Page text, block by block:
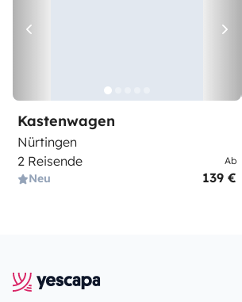
Kastenwagen
Nürtingen
2 Reisende
Neu
Ab
139 €